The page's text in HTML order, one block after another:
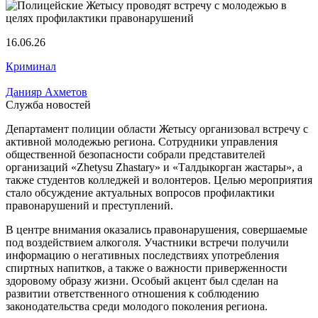
16.06.26
Криминал
Данияр Ахметов
Служба новостей
Департамент полиции области Жетысу организовал встречу с
активной молодежью региона. Сотрудники управления
общественной безопасности собрали представителей
организаций «Zhetysu Zhastary» и «Талдыкорган жастары», а
также студентов колледжей и волонтеров. Целью мероприятия
стало обсуждение актуальных вопросов профилактики
правонарушений и преступлений.
В центре внимания оказались правонарушения, совершаемые
под воздействием алкоголя. Участники встречи получили
информацию о негативных последствиях употребления
спиртных напитков, а также о важности приверженности
здоровому образу жизни. Особый акцент был сделан на
развитии ответственного отношения к соблюдению
законодательства среди молодого поколения региона.